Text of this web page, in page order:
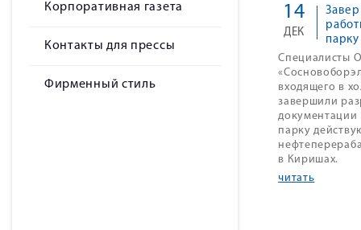
Корпоративная газета
Контакты для прессы
Фирменный стиль
14
ДЕК
Специалисты
входящего в
завершили
документации
парку
в Киришах.
читать